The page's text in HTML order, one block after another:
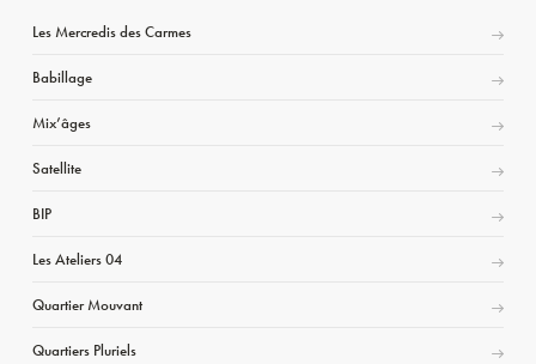
Les Mercredis des Carmes
Babillage
Mix’âges
Satellite
BIP
Les Ateliers 04
Quartier Mouvant
Quartiers Pluriels